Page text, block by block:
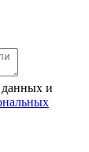
данных и